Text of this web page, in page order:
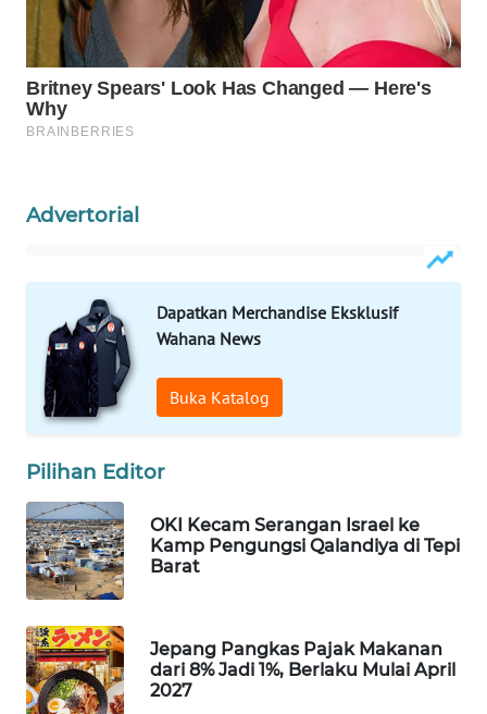
Advertorial
Dapatkan Merchandise Eksklusif
Wahana News
Buka Katalog
Pilihan Editor
OKI Kecam Serangan Israel ke
Kamp Pengungsi Qalandiya di Tepi
Barat
Jepang Pangkas Pajak Makanan
dari 8% Jadi 1%, Berlaku Mulai April
2027
WAHANA
PERSONA
WAHANA
OTOMOTIF
WISATA
LAPAK
WAHANA
Wahana
KONSUMEN
LISTRIK
MASYARAKAT
WALINKI
ID